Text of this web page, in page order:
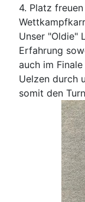
4. Platz
Unser "Oldie"
Erfahrung
auch im
Uelzen durch
somit den